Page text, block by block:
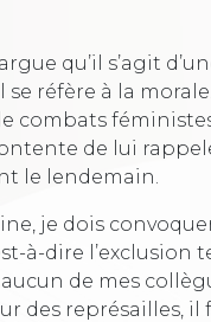
qu’il s’agit
réfère à la
combats
de lui
le lendemain.
je dois
à-dire
de mes
des représailles, il